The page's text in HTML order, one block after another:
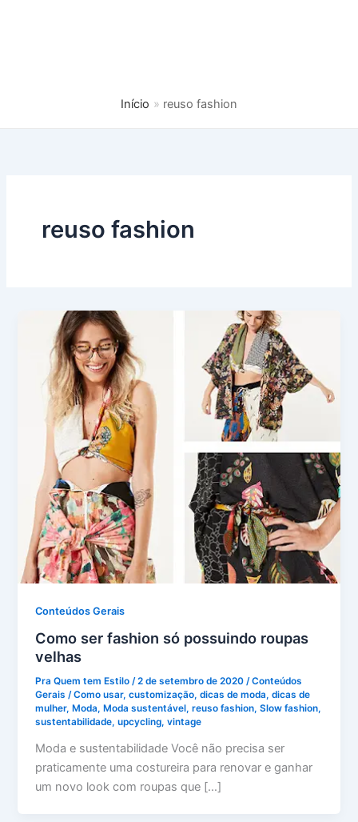
Início reuso fashion
reuso fashion
Conteúdos Gerais
Como ser fashion só possuindo roupas
velhas
Pra Quem tem Estilo/2 de setembro de 2020/Conteúdos
Gerais /Como usar,customização,dicas de moda,dicas de
mulher, Moda, Moda sustentável,reuso fashion,Slow fashion,
sustentabilidade,upcycling,vintage
Moda e sustentabilidade Você não precisa ser
praticamente uma costureira para renovar e ganhar
um novo look com roupas que […]